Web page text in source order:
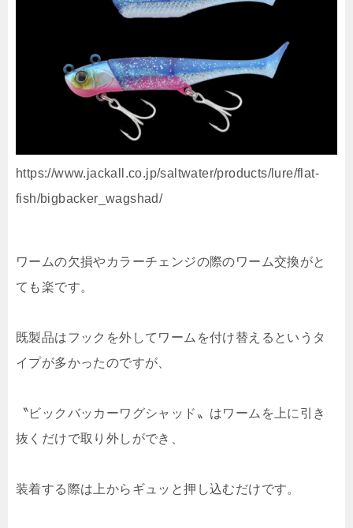
https://www.jackall.co.jp/saltwater/products/lure/flat-
fish/bigbacker_wagshad/
ワームの欠損やカラーチェンジの際のワーム交換がと
ても楽です。
既製品はフックを外してワームを付け替えるというタ
イプが多かったのですが、
〝ビックバッカーワグシャッド〟はワームを上に引き
抜くだけで取り外しができ、
装着する際は上からギュッと押し込むだけです。